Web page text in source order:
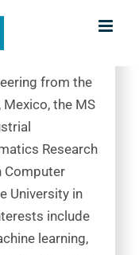
from the
the MS
Research
Computer
University in
include
learning,